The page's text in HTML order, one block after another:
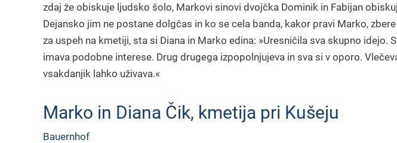
zdaj že obiskuje ljudsko šolo, Markovi sinovi dvojčka Dominik in Fabijan
Dejansko jim ne postane dolgčas in ko se cela banda, kakor pravi Marko,
za uspeh na kmetiji, sta si Diana in Marko edina: »Uresničila sva skupno
imava podobne interese. Drug drugega izpopolnjujeva in sva si v oporo.
vsakdanjik lahko uživava.«
Marko in Diana Čik, kmetija pri Kušeju
Bauernhof